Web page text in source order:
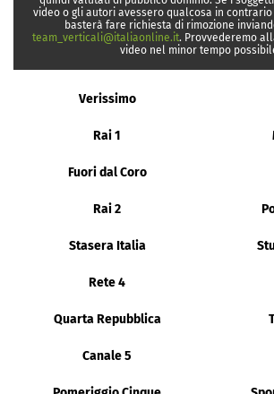
video o gli autori avessero qualcosa in
basterà fare richiesta di rimozione
team_verticali@italiaonline.it. Provvederemo
video nel minor tempo
Verissimo
Rai 1
Fuori dal Coro
Rai 2
Stasera Italia
Rete 4
Quarta Repubblica
Canale 5